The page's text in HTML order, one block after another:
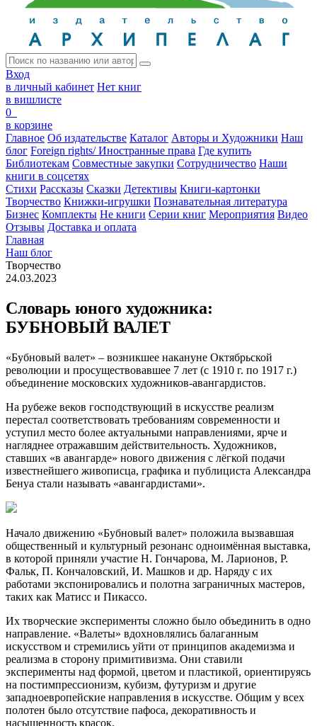
Вход
в личный кабинет Нет книг
в вишлисте
0
в корзине
Главное Об издательстве Каталог Авторы и Художники Наш
блог Foreign rights/ Иностранные права Где купить
Библиотекам Совместные закупки Сотрудничество Наши
книги в соцсетях
Стихи Рассказы Сказки Детективы Книги-картонки
Творчество Книжки-игрушки Познавательная литература
Бизнес Комплекты Не книги Серии книг Мероприятия Видео
Отзывы Доставка и оплата
Главная
Наш блог
Творчество
24.03.2023
Словарь юного художника:
БУБНОВЫЙ ВАЛЕТ
«Бубновый валет» – возникшее накануне Октябрьской
революции и просуществовавшее 7 лет (с 1910 г. по 1917 г.)
объединение московских художников-авангардистов.
На рубеже веков господствующий в искусстве реализм
перестал соответствовать требованиям современности и
уступил место более актуальными направлениями, ярче и
нагляднее отражавшим действительность. Художников,
ставших «в авангарде» нового движения с лёгкой подачи
известнейшего живописца, графика и публициста Александра
Бенуа стали называть «авангардистами».
Начало движению «Бубновый валет» положила вызвавшая
общественный и культурный резонанс одноимённая выставка,
в которой приняли участие Н. Гончарова, М. Ларионов, Р.
Фальк, П. Кончаловский, И. Машков и др. Наряду с их
работами экспонировались и полотна заграничных мастеров,
таких как Матисс и Пикассо.
Их творческие эксперименты сложно было объединить в одно
направление. «Валеты» вдохновлялись балаганным
искусством и стремились уйти от принципов академизма и
реализма в сторону примитивизма. Они ставили
эксперименты над формой, цветом и пластикой, ориентируясь
на постимпрессионизм, кубизм, футуризм и другие
западноевропейские направления в искусстве. Общим у всех
полотен было отсутствие пафоса, декоративность и
насыщенность красок.